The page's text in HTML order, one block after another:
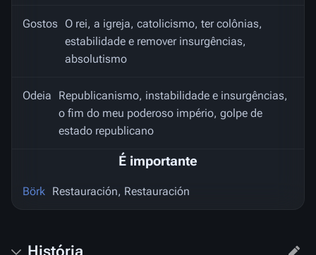
Gostos
O rei, a igreja, catolicismo, ter colônias,
estabilidade e remover insurgências,
absolutismo
Odeia
Republicanismo, instabilidade e insurgências,
o fim do meu poderoso império, golpe de
estado republicano
É importante
Börk Restauración, Restauración
História